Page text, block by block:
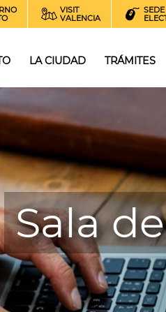
VISIT
VALENCIA
SEDE
LA CIUDAD TRÁMITES
Sala